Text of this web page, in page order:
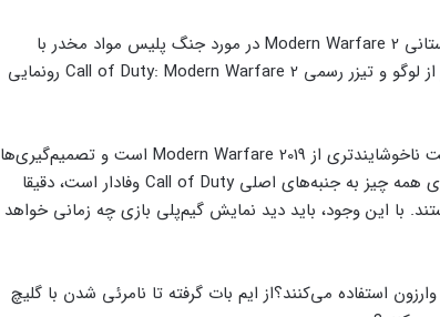
همانطور که سال گذشته مشخص شده بود، کمپین داستانی Modern Warfare 2 در مورد جنگ پلیس مواد مخدر با
کارتل‌های کلمبیایی خواهد بود. چند هفته پیش نیز از از لوگو و تیزر رسمی Call of Duty: Modern Warfare 2 رونمایی
برخی منابع خبر آورده‌اند که داستان تک‌نفره آن برداشت ناخوشایندتری از Modern Warfare 2019 است و تصمیم‌گیری‌ها
در آن دشوار شده. به‌طور کلی، گفته می‌شود در این بازی همه چیز به جنبه‌های اصلی Call of Duty وفادار است، دقیقا
با این وجود، باید دید نمایش گیم‌پلی بازی چه زمانی خواهد
استفاده می‌کنند؟از ایم بات گرفته تا نامرئی شدن با گلیچ
جذب سرمایه ۱۰ میلیون دلاری توسط شرکت
بازی‌سازی ترکیه‌ای از سوئد
شبکه پلی‌استیشن (PSN) دچار اختلالات
گسترده‌ای شد